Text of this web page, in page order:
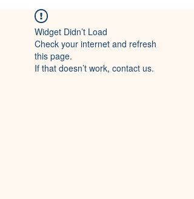
Widget Didn’t Load
Check your internet and refresh
this page.
If that doesn’t work, contact us.